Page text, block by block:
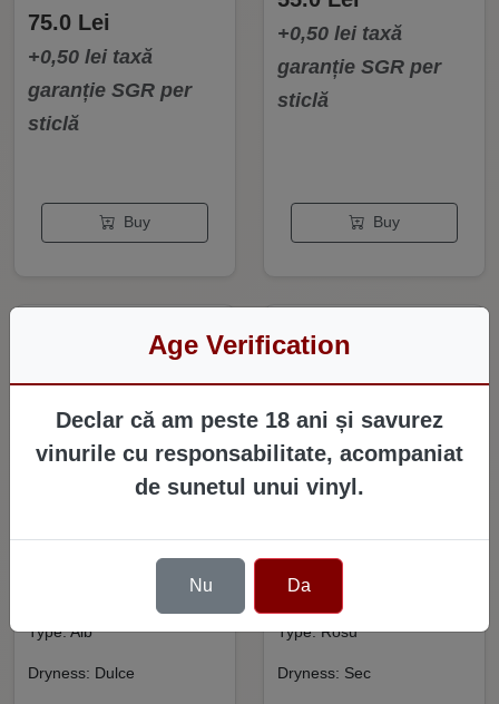
Age Verification
Declar că am peste 18 ani și savurez
vinurile cu responsabilitate, acompaniat
de sunetul unui vinyl.
Nu Da
75.0 Lei
+0,50 lei taxă
garanție SGR per
sticlă
Buy
+0,50 lei taxă
garanție SGR per
sticlă
Buy
Transylvanian Ice
Type: Alb
Dryness: Dulce
- Elegance Fetească
Neagra
Type: Rosu
Dryness: Sec